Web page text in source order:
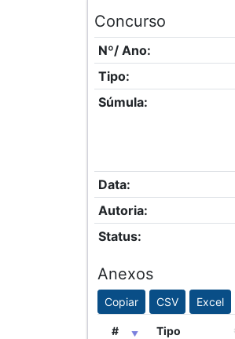
Concurso
Nº/ Ano:
Tipo:
Súmula:
Data:
Autoria:
Status:
Anexos
Copiar CSV Excel
# Tipo